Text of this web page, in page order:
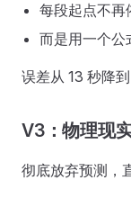
每段起点不再
而是用一个公
误差从 13 秒降
V3：物理现
彻底放弃预测，